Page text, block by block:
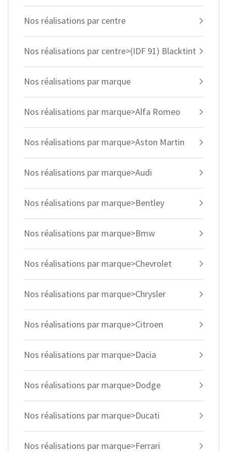
Nos réalisations par centre
Nos réalisations par centre>(IDF 91) Blacktint
Nos réalisations par marque
Nos réalisations par marque>Alfa Romeo
Nos réalisations par marque>Aston Martin
Nos réalisations par marque>Audi
Nos réalisations par marque>Bentley
Nos réalisations par marque>Bmw
Nos réalisations par marque>Chevrolet
Nos réalisations par marque>Chrysler
Nos réalisations par marque>Citroen
Nos réalisations par marque>Dacia
Nos réalisations par marque>Dodge
Nos réalisations par marque>Ducati
Nos réalisations par marque>Ferrari